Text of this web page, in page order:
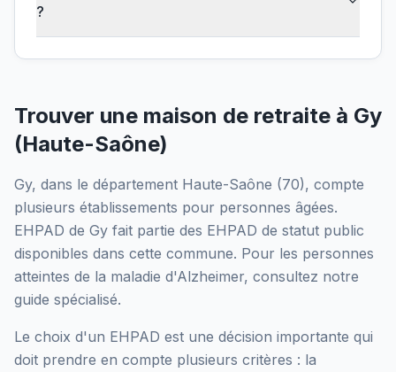
?
Trouver une maison de retraite à Gy
(Haute-Saône)
Gy, dans le département Haute-Saône (70), compte
plusieurs établissements pour personnes âgées.
EHPAD de Gy fait partie des EHPAD de statut public
disponibles dans cette commune. Pour les personnes
atteintes de la maladie d'Alzheimer, consultez notre
guide spécialisé.
Le choix d'un EHPAD est une décision importante qui
doit prendre en compte plusieurs critères : la